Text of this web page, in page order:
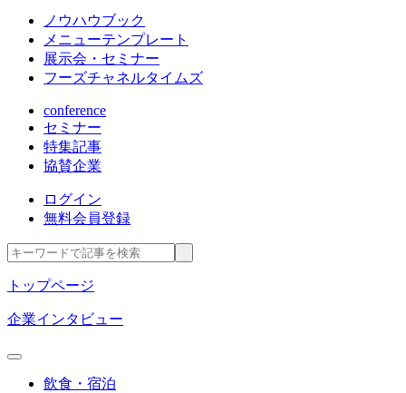
ノウハウブック
メニューテンプレート
展示会・セミナー
フーズチャネルタイムズ
conference
セミナー
特集記事
協賛企業
ログイン
無料会員登録
トップページ
企業インタビュー
飲食・宿泊